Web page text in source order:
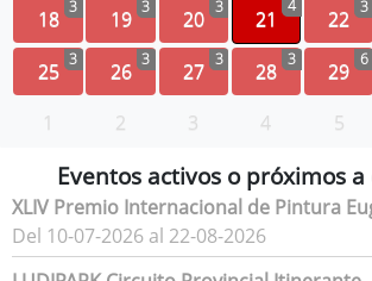
18 3 19 3 20 3 21
4
22 3
25 3 26 3 27 3 28 3 29 6
1 2 3 4 5
Eventos activos o próximos
XLIV Premio Internacional de Pintura
Del 10-07-2026 al 22-08-2026